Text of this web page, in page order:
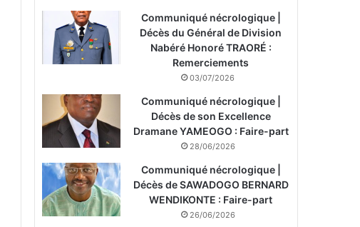
Communiqué nécrologique |
Décès du Général de Division
Nabéré Honoré TRAORÉ :
Remerciements
03/07/2026
Communiqué nécrologique |
Décès de son Excellence
Dramane YAMEOGO : Faire-part
28/06/2026
Communiqué nécrologique |
Décès de SAWADOGO BERNARD
WENDIKONTE : Faire-part
26/06/2026